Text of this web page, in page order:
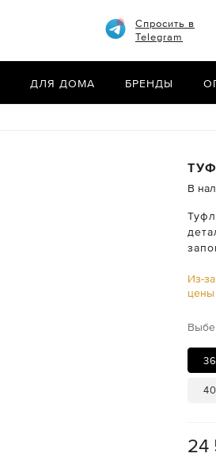
Спросить в
Telegram
ДЛЯ ДОМА БРЕНДЫ
В
Из-
цены
24